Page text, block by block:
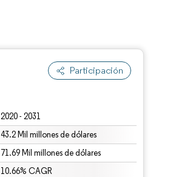
Participación
2020 - 2031
43.2 Mil millones de dólares
71.69 Mil millones de dólares
10.66% CAGR